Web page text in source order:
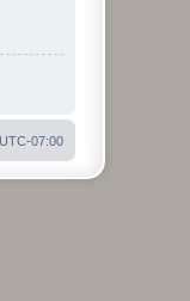
UTC-07:00